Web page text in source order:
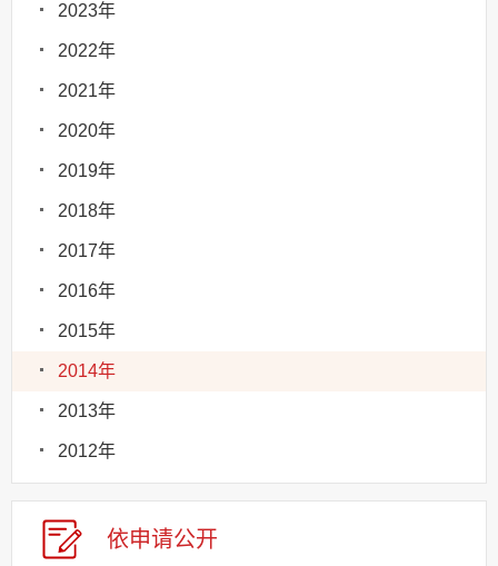
2023年
2022年
2021年
2020年
2019年
2018年
2017年
2016年
2015年
2014年
2013年
2012年
依申请公开